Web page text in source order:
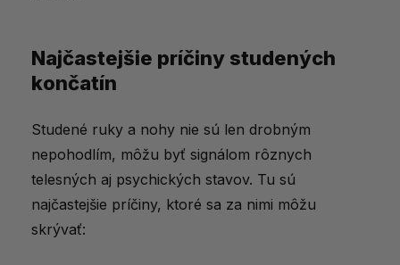
Najčastejšie príčiny studených
končatín
Studené ruky a nohy nie sú len drobným
nepohodlím, môžu byť signálom rôznych
telesných aj psychických stavov. Tu sú
najčastejšie príčiny, ktoré sa za nimi môžu
skrývať: